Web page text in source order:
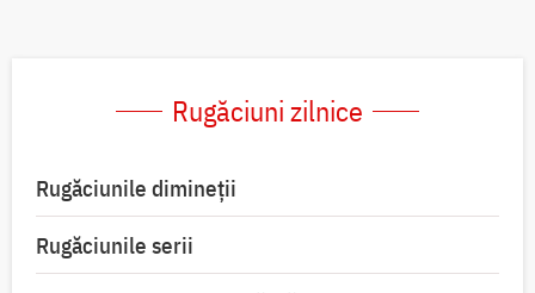
Rugăciuni zilnice
Rugăciunile dimineții
Rugăciunile serii